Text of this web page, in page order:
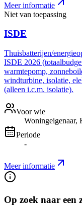
Meer informatie
Niet van toepassing
ISDE
Thuisbatterijen/
ISDE 2026
warmtepomp,
windturbine, isolatie,
(alleen i.c.m. isolatie).
Voor wie
Woningeigenaar,
Periode
-
Meer informatie
Op zoek naar een